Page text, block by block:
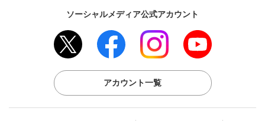
ソーシャルメディア公式アカウント
アカウント一覧